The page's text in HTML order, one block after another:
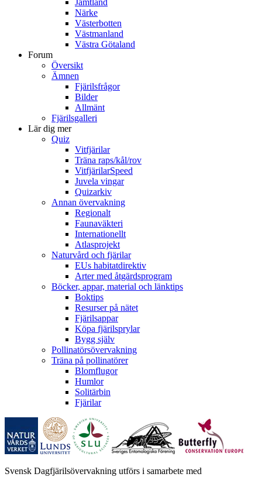
Närke
Västerbotten
Västmanland
Västra Götaland
Forum
Översikt
Ämnen
Fjärilsfrågor
Bilder
Allmänt
Fjärilsgalleri
Lär dig mer
Quiz
Vitfjärilar
Träna raps/kål/rov
VitfjärilarSpeed
Juvela vingar
Quizarkiv
Annan övervakning
Regionalt
Faunaväkteri
Internationellt
Atlasprojekt
Naturvård och fjärilar
EUs habitatdirektiv
Arter med åtgärdsprogram
Böcker, appar, material och länktips
Boktips
Resurser på nätet
Fjärilsappar
Köpa fjärilsprylar
Bygg själv
Pollinatörsövervakning
Träna på pollinatörer
Blomflugor
Humlor
Solitärbin
Fjärilar
Svensk Dagfjärilsövervakning utförs i samarbete med